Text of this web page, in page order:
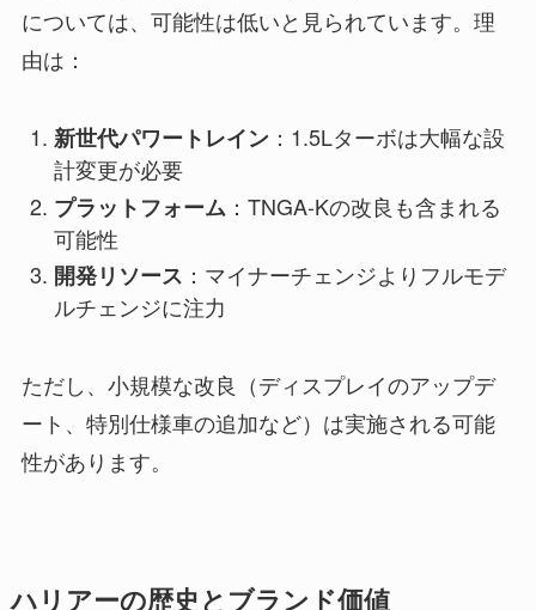
については、可能性は低いと見られています。理
由は：
新世代パワートレイン：1.5Lターボは大幅な設
計変更が必要
プラットフォーム ：TNGA-Kの改良も含まれる
可能性
開発リソース ：マイナーチェンジよりフルモデ
ルチェンジに注力
ただし、小規模な改良（ディスプレイのアップデ
ート、特別仕様車の追加など）は実施される可能
性があります。
ハリアーの歴史とブランド価値